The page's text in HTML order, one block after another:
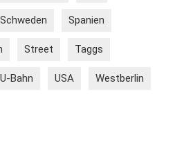
Schweden Spanien
Street Taggs
U-Bahn USA Westberlin